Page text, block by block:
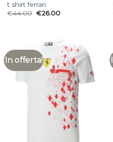
t shirt ferrari
€44.00 €26.00
In offerta!